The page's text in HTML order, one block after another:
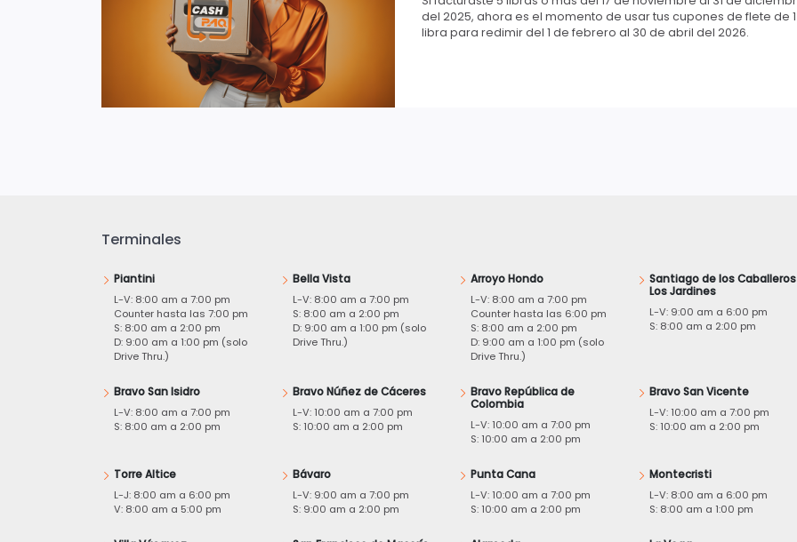
del 2025, ahora es el momento de usar tus cupones de flete de 1
libra para redimir del 1 de febrero al 30 de abril del 2026.
Terminales
Piantini
L-V: 8:00 am a 7:00 pm
Counter hasta las 7:00 pm
S: 8:00 am a 2:00 pm
D: 9:00 am a 1:00 pm (solo
Drive Thru.)
Bella Vista
L-V: 8:00 am a 7:00 pm
S: 8:00 am a 2:00 pm
D: 9:00 am a 1:00 pm (solo
Drive Thru.)
Arroyo Hondo
L-V: 8:00 am a 7:00 pm
Counter hasta las 6:00 pm
S: 8:00 am a 2:00 pm
D: 9:00 am a 1:00 pm (solo
Drive Thru.)
Santiago de los
Los Jardines
L-V: 9:00 am a 6:00 pm
S: 8:00 am a 2:00 pm
Bravo San Isidro
L-V: 8:00 am a 7:00 pm
S: 8:00 am a 2:00 pm
Bravo Núñez de Cáceres
L-V: 10:00 am a 7:00 pm
S: 10:00 am a 2:00 pm
Bravo República de
Colombia
L-V: 10:00 am a 7:00 pm
S: 10:00 am a 2:00 pm
Bravo San Vicente
L-V: 10:00 am a 7:00 pm
S: 10:00 am a 2:00 pm
Torre Altice
L-J: 8:00 am a 6:00 pm
V: 8:00 am a 5:00 pm
Bávaro
L-V: 9:00 am a 7:00 pm
S: 9:00 am a 2:00 pm
Punta Cana
L-V: 10:00 am a 7:00 pm
S: 10:00 am a 2:00 pm
Montecristi
L-V: 8:00 am a 6:00 pm
S: 8:00 am a 1:00 pm